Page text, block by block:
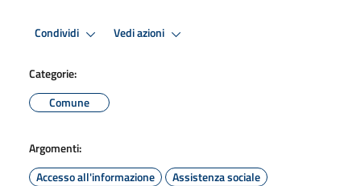
Condividi Vedi azioni
Categorie:
Comune
Argomenti:
Accesso all'informazione
Assistenza sociale